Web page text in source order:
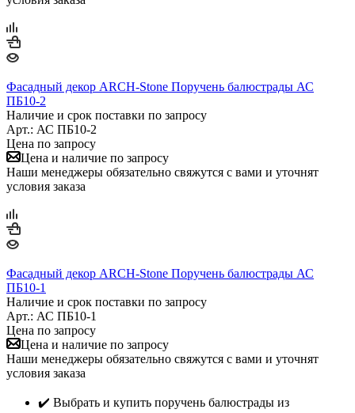
Фасадный декор ARCH-Stone Поручень балюстрады АС
ПБ10-2
Наличие и срок поставки по запросу
Арт.: АС ПБ10-2
Цена по запросу
Цена и наличие по запросу
Наши менеджеры обязательно свяжутся с вами и уточнят
условия заказа
Фасадный декор ARCH-Stone Поручень балюстрады АС
ПБ10-1
Наличие и срок поставки по запросу
Арт.: АС ПБ10-1
Цена по запросу
Цена и наличие по запросу
Наши менеджеры обязательно свяжутся с вами и уточнят
условия заказа
✔️ Выбрать и купить поручень балюстрады из